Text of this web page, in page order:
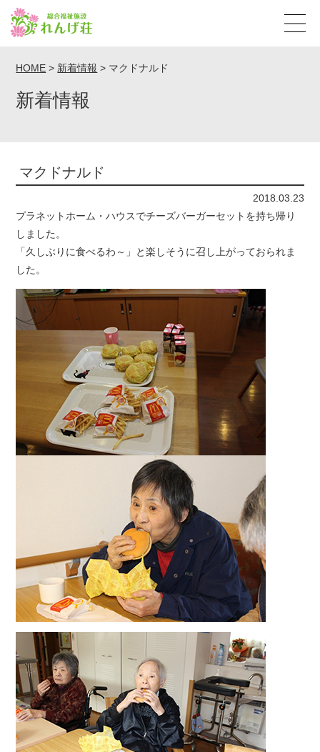
HOME > 新着情報 > マクドナルド
新着情報
マクドナルド
2018.03.23
プラネットホーム・ハウスでチーズバーガーセットを持ち帰り
しました。
「久しぶりに食べるわ～」と楽しそうに召し上がっておられま
した。